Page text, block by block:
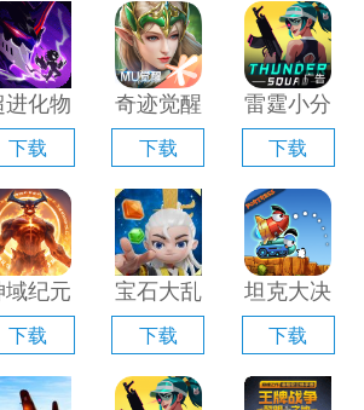
含模拟
器」
器」
拟器」
进化物
2电脑
「含模
器」
下载
奇迹觉醒
电脑版
「含模拟
器」
下载
雷霆小分
队电脑版
「含模拟
器」
下载
域纪元
脑版
含模拟
器」
下载
宝石大乱
斗电脑版
「含模拟
器」
下载
坦克大决
战电脑版
「含模拟
器」
下载